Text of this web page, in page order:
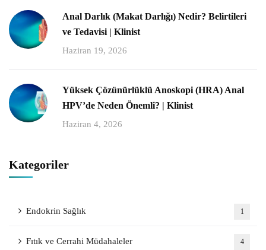
Anal Darlık (Makat Darlığı) Nedir? Belirtileri
ve Tedavisi | Klinist
Haziran 19, 2026
Yüksek Çözünürlüklü Anoskopi (HRA) Anal
HPV’de Neden Önemli? | Klinist
Haziran 4, 2026
Kategoriler
Endokrin Sağlık 1
Fıtık ve Cerrahi Müdahaleler 4